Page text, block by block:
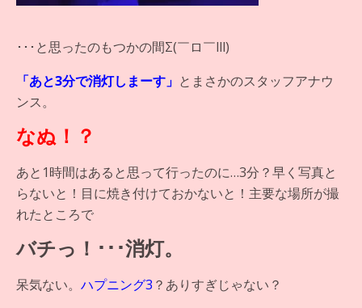
･･･と思ったのもつかの間Σ(￣ロ￣lll)
「あと3分で消灯しまーす」 とまさかのスタッフアナウ
ンス。
なぬ！？
あと1時間はあると思って行ったのに…3分？早く写真と
らないと！目に焼き付けておかないと！主要な場所が撮
れたところで
バチっ！･･･消灯。
呆気ない。 ハプニング3 ？ありすぎじゃない？